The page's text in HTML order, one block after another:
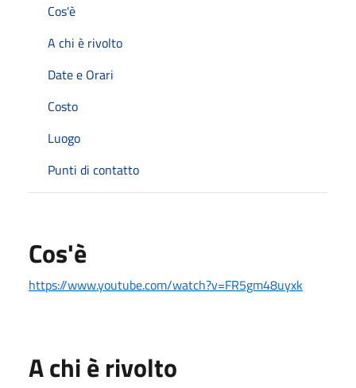
Cos'è
A chi è rivolto
Date e Orari
Costo
Luogo
Punti di contatto
Cos'è
https://www.youtube.com/watch?v=FR5gm48uyxk
A chi è rivolto